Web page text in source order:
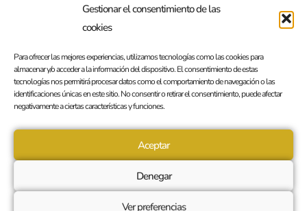
Gestionar el consentimiento de las
cookies
Para ofrecer las mejores experiencias, utilizamos tecnologías como las cookies para
almacenar y/o acceder a la información del dispositivo. El consentimiento de estas
tecnologías nos permitirá procesar datos como el comportamiento de navegación o las
identificaciones únicas en este sitio. No consentir o retirar el consentimiento, puede afectar
negativamente a ciertas características y funciones.
Aceptar
Denegar
Ver preferencias
buscan más que lo estándar.
The Pigment es más que una marca. Es
una promesa: creada para convertir la
visión artística en realidad con colores que